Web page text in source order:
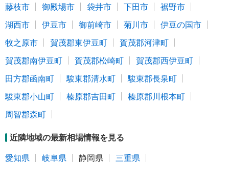
藤枝市
御殿場市 袋井市 下田市
裾野市
湖西市
伊豆市 御前崎市 菊川市
伊豆の国市
牧之原市
賀茂郡東伊豆町
賀茂郡河津町
賀茂郡南伊豆町
賀茂郡松崎町
賀茂郡西伊豆町
田方郡函南町
駿東郡清水町
駿東郡長泉町
駿東郡小山町
榛原郡吉田町
榛原郡川根本町
周智郡森町
近隣地域の最新相場情報を見る
愛知県
岐阜県 静岡県 三重県